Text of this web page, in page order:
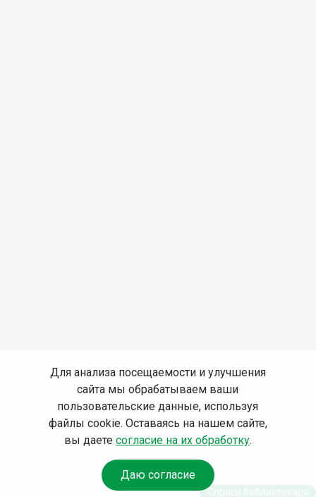
Для анализа посещаемости и улучшения
сайта мы обрабатываем ваши
пользовательские данные, используя
файлы cookie. Оставаясь на нашем сайте,
вы даете согласие на их обработку.
Даю согласие
Спроси библиотекаря